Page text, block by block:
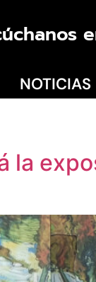
NOTICIAS
la